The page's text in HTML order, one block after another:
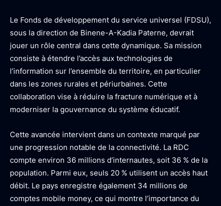
Le Fonds de développement du service universel (FDSU),
sous la direction de Binene-A-Kadia Paterne, devrait
jouer un rôle central dans cette dynamique. Sa mission
consiste à étendre l’accès aux technologies de
l’information sur l’ensemble du territoire, en particulier
dans les zones rurales et périurbaines. Cette
collaboration vise à réduire la fracture numérique et à
moderniser la gouvernance du système éducatif.
Cette avancée intervient dans un contexte marqué par
une progression notable de la connectivité. La RDC
compte environ 36 millions d’internautes, soit 36 % de la
population. Parmi eux, seuls 20 % utilisent un accès haut
débit. Le pays enregistre également 34 millions de
comptes mobile money, ce qui montre l’importance du